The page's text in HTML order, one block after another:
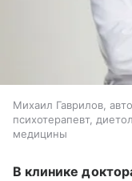
Михаил Гаврилов,
психотерапевт,
медицины
В клинике